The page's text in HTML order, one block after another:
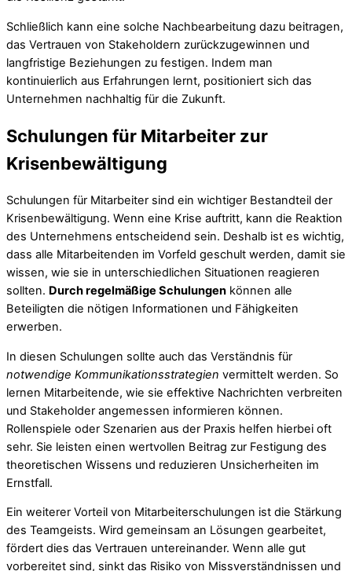
Schließlich kann eine solche Nachbearbeitung dazu beitragen,
das Vertrauen von Stakeholdern zurückzugewinnen und
langfristige Beziehungen zu festigen. Indem man
kontinuierlich aus Erfahrungen lernt, positioniert sich das
Unternehmen nachhaltig für die Zukunft.
Schulungen für Mitarbeiter zur
Krisenbewältigung
Schulungen für Mitarbeiter sind ein wichtiger Bestandteil der
Krisenbewältigung. Wenn eine Krise auftritt, kann die Reaktion
des Unternehmens entscheidend sein. Deshalb ist es wichtig,
dass alle Mitarbeitenden im Vorfeld geschult werden, damit sie
wissen, wie sie in unterschiedlichen Situationen reagieren
sollten. Durch regelmäßige Schulungen können alle
Beteiligten die nötigen Informationen und Fähigkeiten
erwerben.
In diesen Schulungen sollte auch das Verständnis für
notwendige Kommunikationsstrategien vermittelt werden. So
lernen Mitarbeitende, wie sie effektive Nachrichten verbreiten
und Stakeholder angemessen informieren können.
Rollenspiele oder Szenarien aus der Praxis helfen hierbei oft
sehr. Sie leisten einen wertvollen Beitrag zur Festigung des
theoretischen Wissens und reduzieren Unsicherheiten im
Ernstfall.
Ein weiterer Vorteil von Mitarbeiterschulungen ist die Stärkung
des Teamgeists. Wird gemeinsam an Lösungen gearbeitet,
fördert dies das Vertrauen untereinander. Wenn alle gut
vorbereitet sind, sinkt das Risiko von Missverständnissen und